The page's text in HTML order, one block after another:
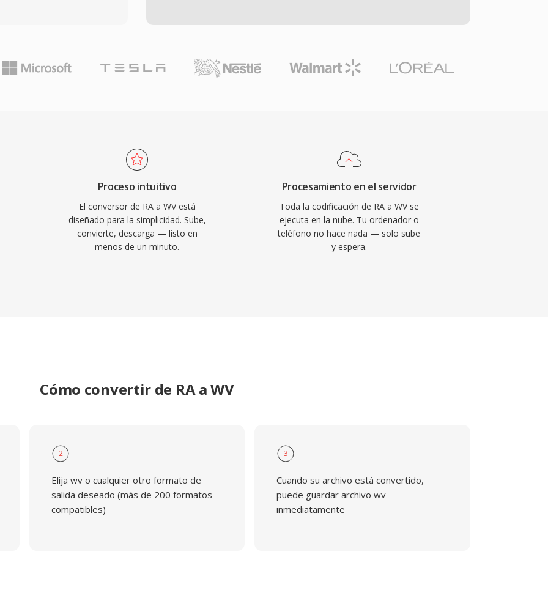
para
amplias para
soporte. Las tasas
acelera
moderno. La
licencia BSD y se
y numerosas otras
enriquecidos
y valores
incluso de la
Proceso intuitivo
El conversor de RA a WV está
diseñado para la simplicidad. Sube,
convierte, descarga — listo en
menos de un minuto.
Procesamiento en el servidor
Toda la codificación de RA a WV se
ejecuta en la nube. Tu ordenador o
teléfono no hace nada — solo sube
y espera.
Cómo convertir de RA a WV
2
Elija wv o cualquier otro formato de
salida deseado (más de 200 formatos
compatibles)
3
Cuando su archivo está convertido,
puede guardar archivo wv
inmediatamente